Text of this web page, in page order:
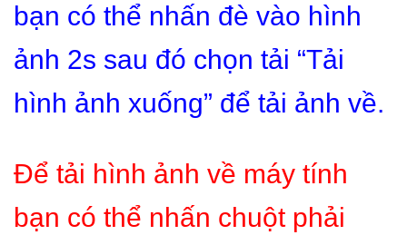
bạn có thể nhấn đè vào hình
ảnh 2s sau đó chọn tải “Tải
hình ảnh xuống” để tải ảnh về.
Để tải hình ảnh về máy tính
bạn có thể nhấn chuột phải